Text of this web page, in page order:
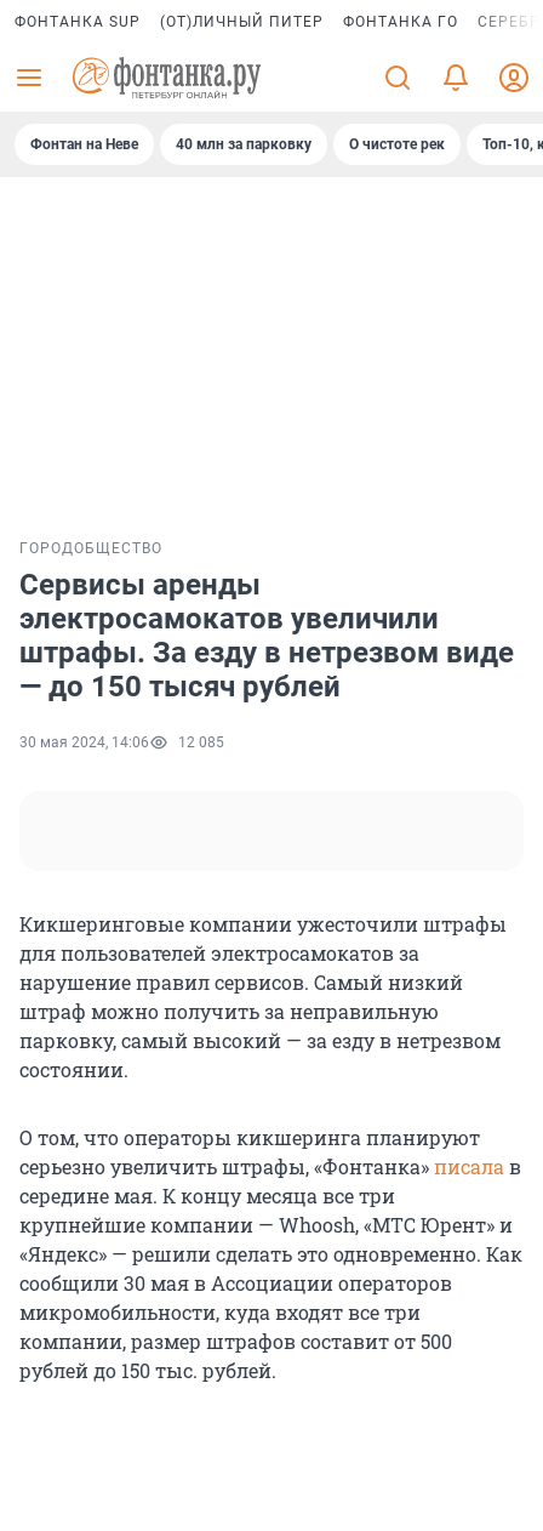
ФОНТАНКА SUP (ОТ)ЛИЧНЫЙ ПИТЕР ФОНТАНКА ГО
Фонтан на Неве 40 млн за парковку О чистоте рек Топ-10,
ГОРОДОБЩЕСТВО
Сервисы аренды
электросамокатов увеличили
штрафы. За езду в нетрезвом виде
— до 150 тысяч рублей
30 мая 2024, 14:06 12 085
Кикшеринговые компании ужесточили штрафы
для пользователей электросамокатов за
нарушение правил сервисов. Самый низкий
штраф можно получить за неправильную
парковку, самый высокий — за езду в нетрезвом
состоянии.
О том, что операторы кикшеринга планируют
серьезно увеличить штрафы, «Фонтанка»писала в
середине мая. К концу месяца все три
крупнейшие компании — Whoosh, «МТС Юрент» и
«Яндекс» — решили сделать это одновременно. Как
сообщили 30 мая в Ассоциации операторов
микромобильности, куда входят все три
компании, размер штрафов составит от 500
рублей до 150 тыс. рублей.